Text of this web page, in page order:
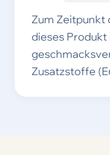
Zum Zeitpunkt
dieses Produkt
Zusatzstoffe